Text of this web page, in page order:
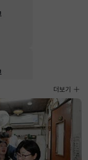
사진뉴스
더보기